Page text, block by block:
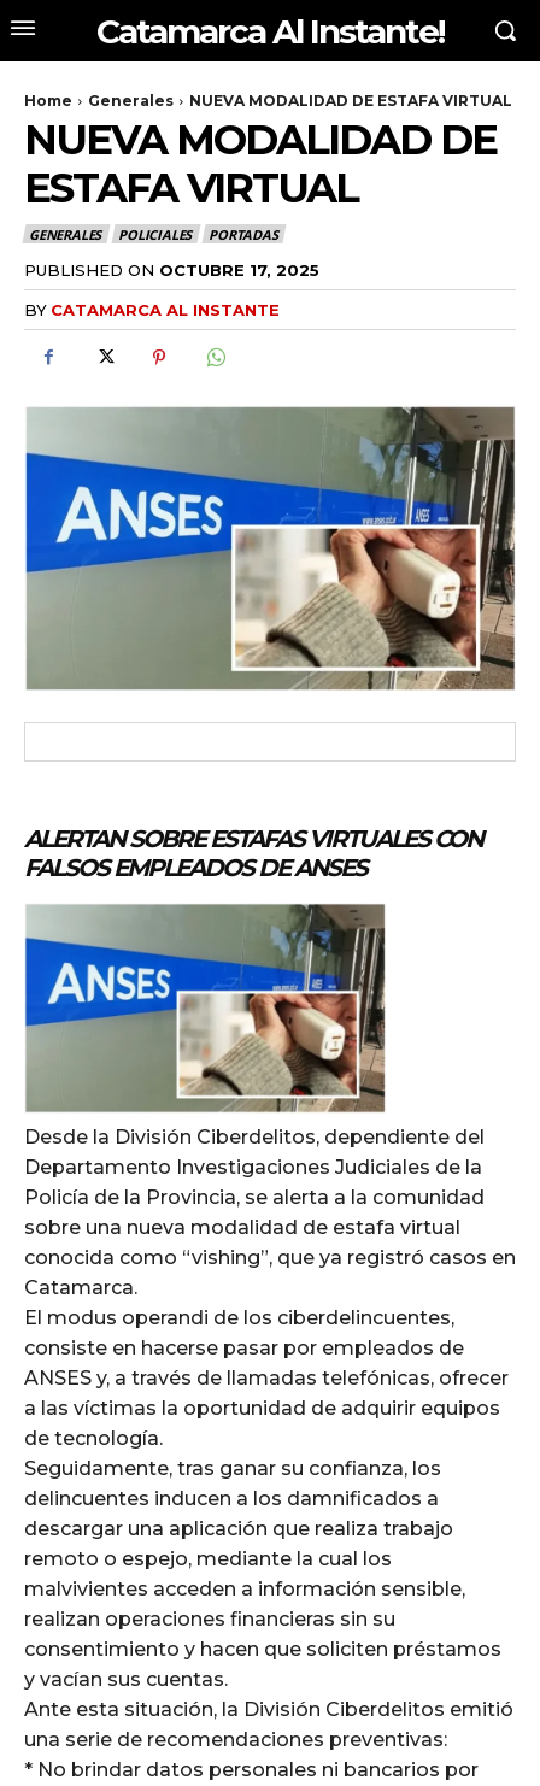
Catamarca Al Instante!
Home Generales NUEVA MODALIDAD DE ESTAFA VIRTUAL
NUEVA MODALIDAD DE
ESTAFA VIRTUAL
GENERALES POLICIALES PORTADAS
PUBLISHED ON OCTUBRE 17, 2025
BY CATAMARCA AL INSTANTE
ALERTAN SOBRE ESTAFAS VIRTUALES CON
FALSOS EMPLEADOS DE ANSES
Desde la División Ciberdelitos, dependiente del
Departamento Investigaciones Judiciales de la
Policía de la Provincia, se alerta a la comunidad
sobre una nueva modalidad de estafa virtual
conocida como “vishing”, que ya registró casos en
Catamarca.
El modus operandi de los ciberdelincuentes,
consiste en hacerse pasar por empleados de
ANSES y, a través de llamadas telefónicas, ofrecer
a las víctimas la oportunidad de adquirir equipos
de tecnología.
Seguidamente, tras ganar su confianza, los
delincuentes inducen a los damnificados a
descargar una aplicación que realiza trabajo
remoto o espejo, mediante la cual los
malvivientes acceden a información sensible,
realizan operaciones financieras sin su
consentimiento y hacen que soliciten préstamos
y vacían sus cuentas.
Ante esta situación, la División Ciberdelitos emitió
una serie de recomendaciones preventivas:
* No brindar datos personales ni bancarios por